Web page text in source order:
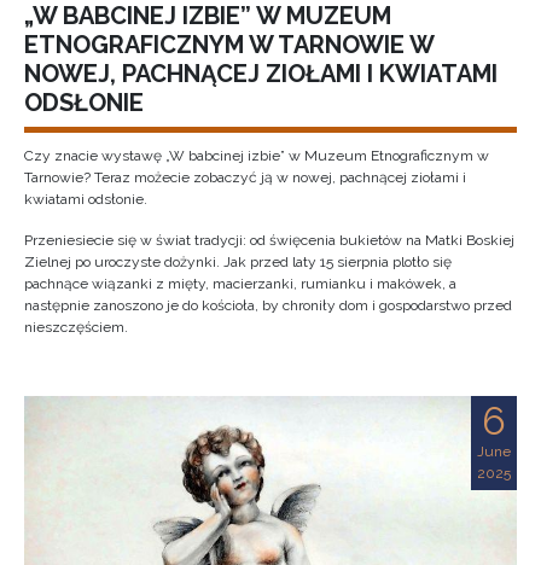
„W BABCINEJ IZBIE” W MUZEUM
ETNOGRAFICZNYM W TARNOWIE W
NOWEJ, PACHNĄCEJ ZIOŁAMI I KWIATAMI
ODSŁONIE
Czy znacie wystawę „W babcinej izbie” w Muzeum Etnograficznym w
Tarnowie? Teraz możecie zobaczyć ją w nowej, pachnącej ziołami i
kwiatami odsłonie.
Przeniesiecie się w świat tradycji: od święcenia bukietów na Matki Boskiej
Zielnej po uroczyste dożynki. Jak przed laty 15 sierpnia plotło się
pachnące wiązanki z mięty, macierzanki, rumianku i makówek, a
następnie zanoszono je do kościoła, by chroniły dom i gospodarstwo przed
nieszczęściem.
6
June
2025